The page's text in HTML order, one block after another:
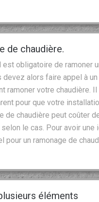
de chaudière.
obligatoire de ramoner
alors faire appel à
ramoner votre chaudière.
pour que votre
de chaudière peut coûter
le cas. Pour avoir une
un ramonage de
éléments